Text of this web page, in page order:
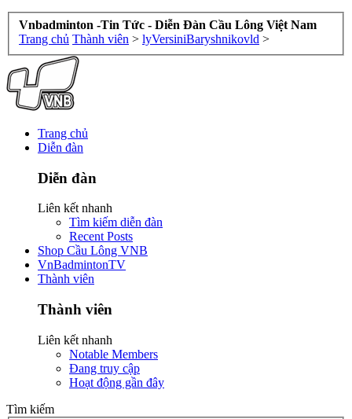
Vnbadminton -Tin Tức - Diễn Đàn Cầu Lông Việt Nam
Trang chủ Thành viên > lyVersiniBaryshnikovld >
Trang chủ
Diễn đàn
Diễn đàn
Liên kết nhanh
Tìm kiếm diễn đàn
Recent Posts
Shop Cầu Lông VNB
VnBadmintonTV
Thành viên
Thành viên
Liên kết nhanh
Notable Members
Đang truy cập
Hoạt động gần đây
Tìm kiếm